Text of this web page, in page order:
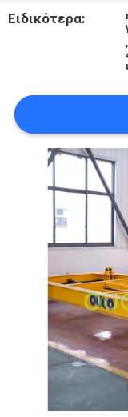
CONTACT
SITEMAP
ΠΟΛΙΤΙΚΉ
Ειδικότερα:
,